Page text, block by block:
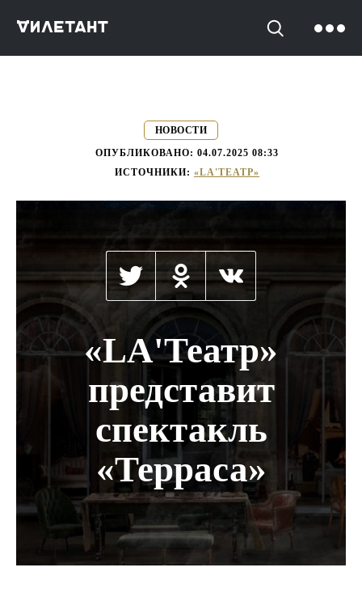
НОВОСТИ
ОПУБЛИКОВАНО: 04.07.2025 08:33
ИСТОЧНИКИ: «LA'ТЕАТР»
«LA'Театр»
представит
спектакль
«Терраса»